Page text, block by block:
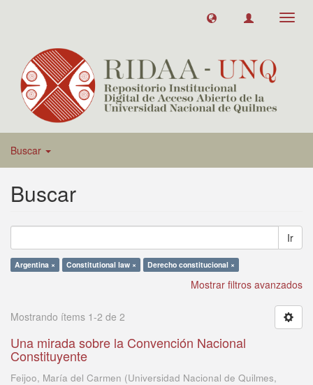
Buscar
Buscar
Ir
Argentina × Constitutional law × Derecho constitucional ×
Mostrar filtros avanzados
Mostrando ítems 1-2 de 2
Una mirada sobre la Convención Nacional
Constituyente
Feijoo, María del Carmen (Universidad Nacional de Quilmes,